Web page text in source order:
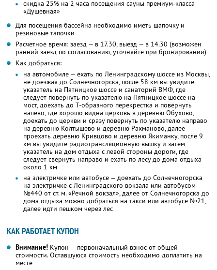
скидка 25% на 2 часа посещения сауны премиум-класса
«Душевная»
Для посещения бассейна необходимо иметь шапочку и
резиновые тапочки
Расчетное время: заезд — в 17.30, выезд — в 14.30 (возможен
ранний заезд по согласованию, уточняйте при бронировании)
Как добраться:
на автомобиле — ехать по Ленинградскому шоссе из Москвы,
не доезжая до Солнечногорска, после 58 км вы увидите
указатель на Пятницкое шоссе и санаторий ВМФ, где
следует повернуть по указателю на Пятницкое шоссе на
мост, доехать до Т-образного перекрестка и повернуть
налево, где хорошо видна церковь в деревню Обухово,
доехать до церкви и сразу повернуть по указателю направо
на деревню Колтышево и деревню Рахманово, далее
проехать деревню Кривцово и деревню Якиманку, после 9
км вы увидите радиотрансляционную вышку и затем
указатель на дом отдыха с левой стороны дороги, где
следует свернуть направо и ехать по лесу до дома отдыха
около 1 км
на электричке или автобусе — доехать до Солнечногорска
на электричке с Ленинградского вокзала или автобусом
№440 от ст. м. «Речной вокзал», далее от Солнечногорска до
дома отдыха можно добраться на такси или автобусе №21,
далее идти пешком через лес
КАК РАБОТАЕТ КУПОН
Внимание! Купон — первоначальный взнос от общей
стоимости. Оставшуюся стоимость необходимо доплатить на
месте